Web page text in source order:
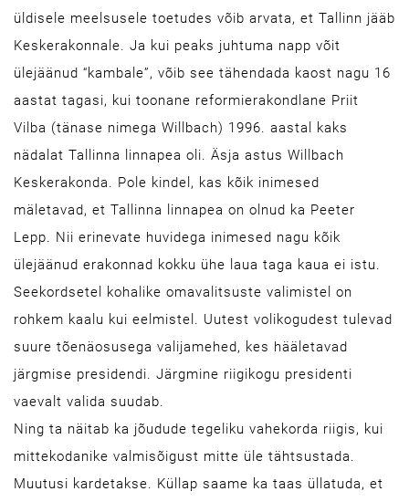
üldisele meelsusele toetudes võib arvata, et Tallinn jääb
Keskerakonnale. Ja kui peaks juhtuma napp võit
ülejäänud “kambale”, võib see tähendada kaost nagu 16
aastat tagasi, kui toonane reformierakondlane Priit
Vilba (tänase nimega Willbach) 1996. aastal kaks
nädalat Tallinna linnapea oli. Äsja astus Willbach
Keskerakonda. Pole kindel, kas kõik inimesed
mäletavad, et Tallinna linnapea on olnud ka Peeter
Lepp. Nii erinevate huvidega inimesed nagu kõik
ülejäänud erakonnad kokku ühe laua taga kaua ei istu.
Seekordsetel kohalike omavalitsuste valimistel on
rohkem kaalu kui eelmistel. Uutest volikogudest tulevad
suure tõenäosusega valijamehed, kes hääletavad
järgmise presidendi. Järgmine riigi­kogu presidenti
vaevalt valida suudab.
Ning ta näitab ka jõudude tegeliku vahekorda riigis, kui
mittekodanike valmisõigust mitte üle tähtsustada.
Muutusi kardetakse. Küllap saame ka taas üllatuda, et